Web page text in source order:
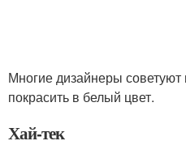
Многие дизайнеры
покрасить в белый цвет.
Хай-тек